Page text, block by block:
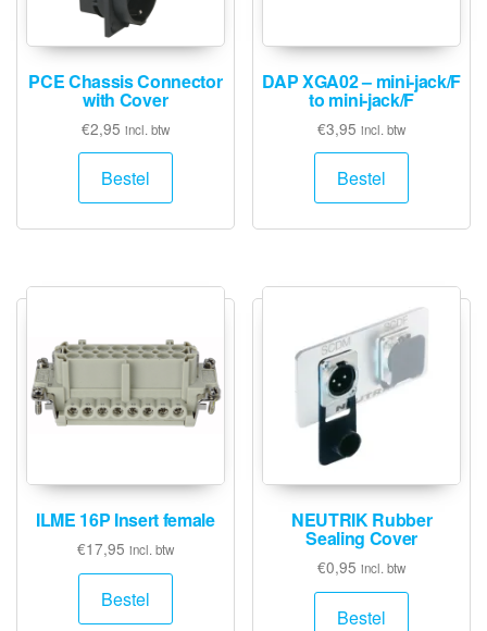
PCE Chassis Connector
with Cover
€2,95 incl. btw
Bestel
DAP XGA02 – mini-jack/F
to mini-jack/F
€3,95 incl. btw
Bestel
ILME 16P Insert female
€17,95 incl. btw
Bestel
NEUTRIK Rubber
Sealing Cover
€0,95 incl. btw
Bestel